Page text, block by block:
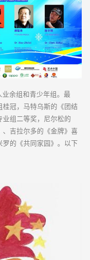
余组和青少年组。最
冠，马特乌斯的《团结
组二等奖，尼尔松的
、吉拉尔多的《金牌》喜
的《共同家园》。以下